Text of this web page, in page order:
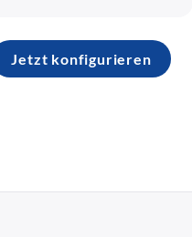
Jetzt konfigurieren